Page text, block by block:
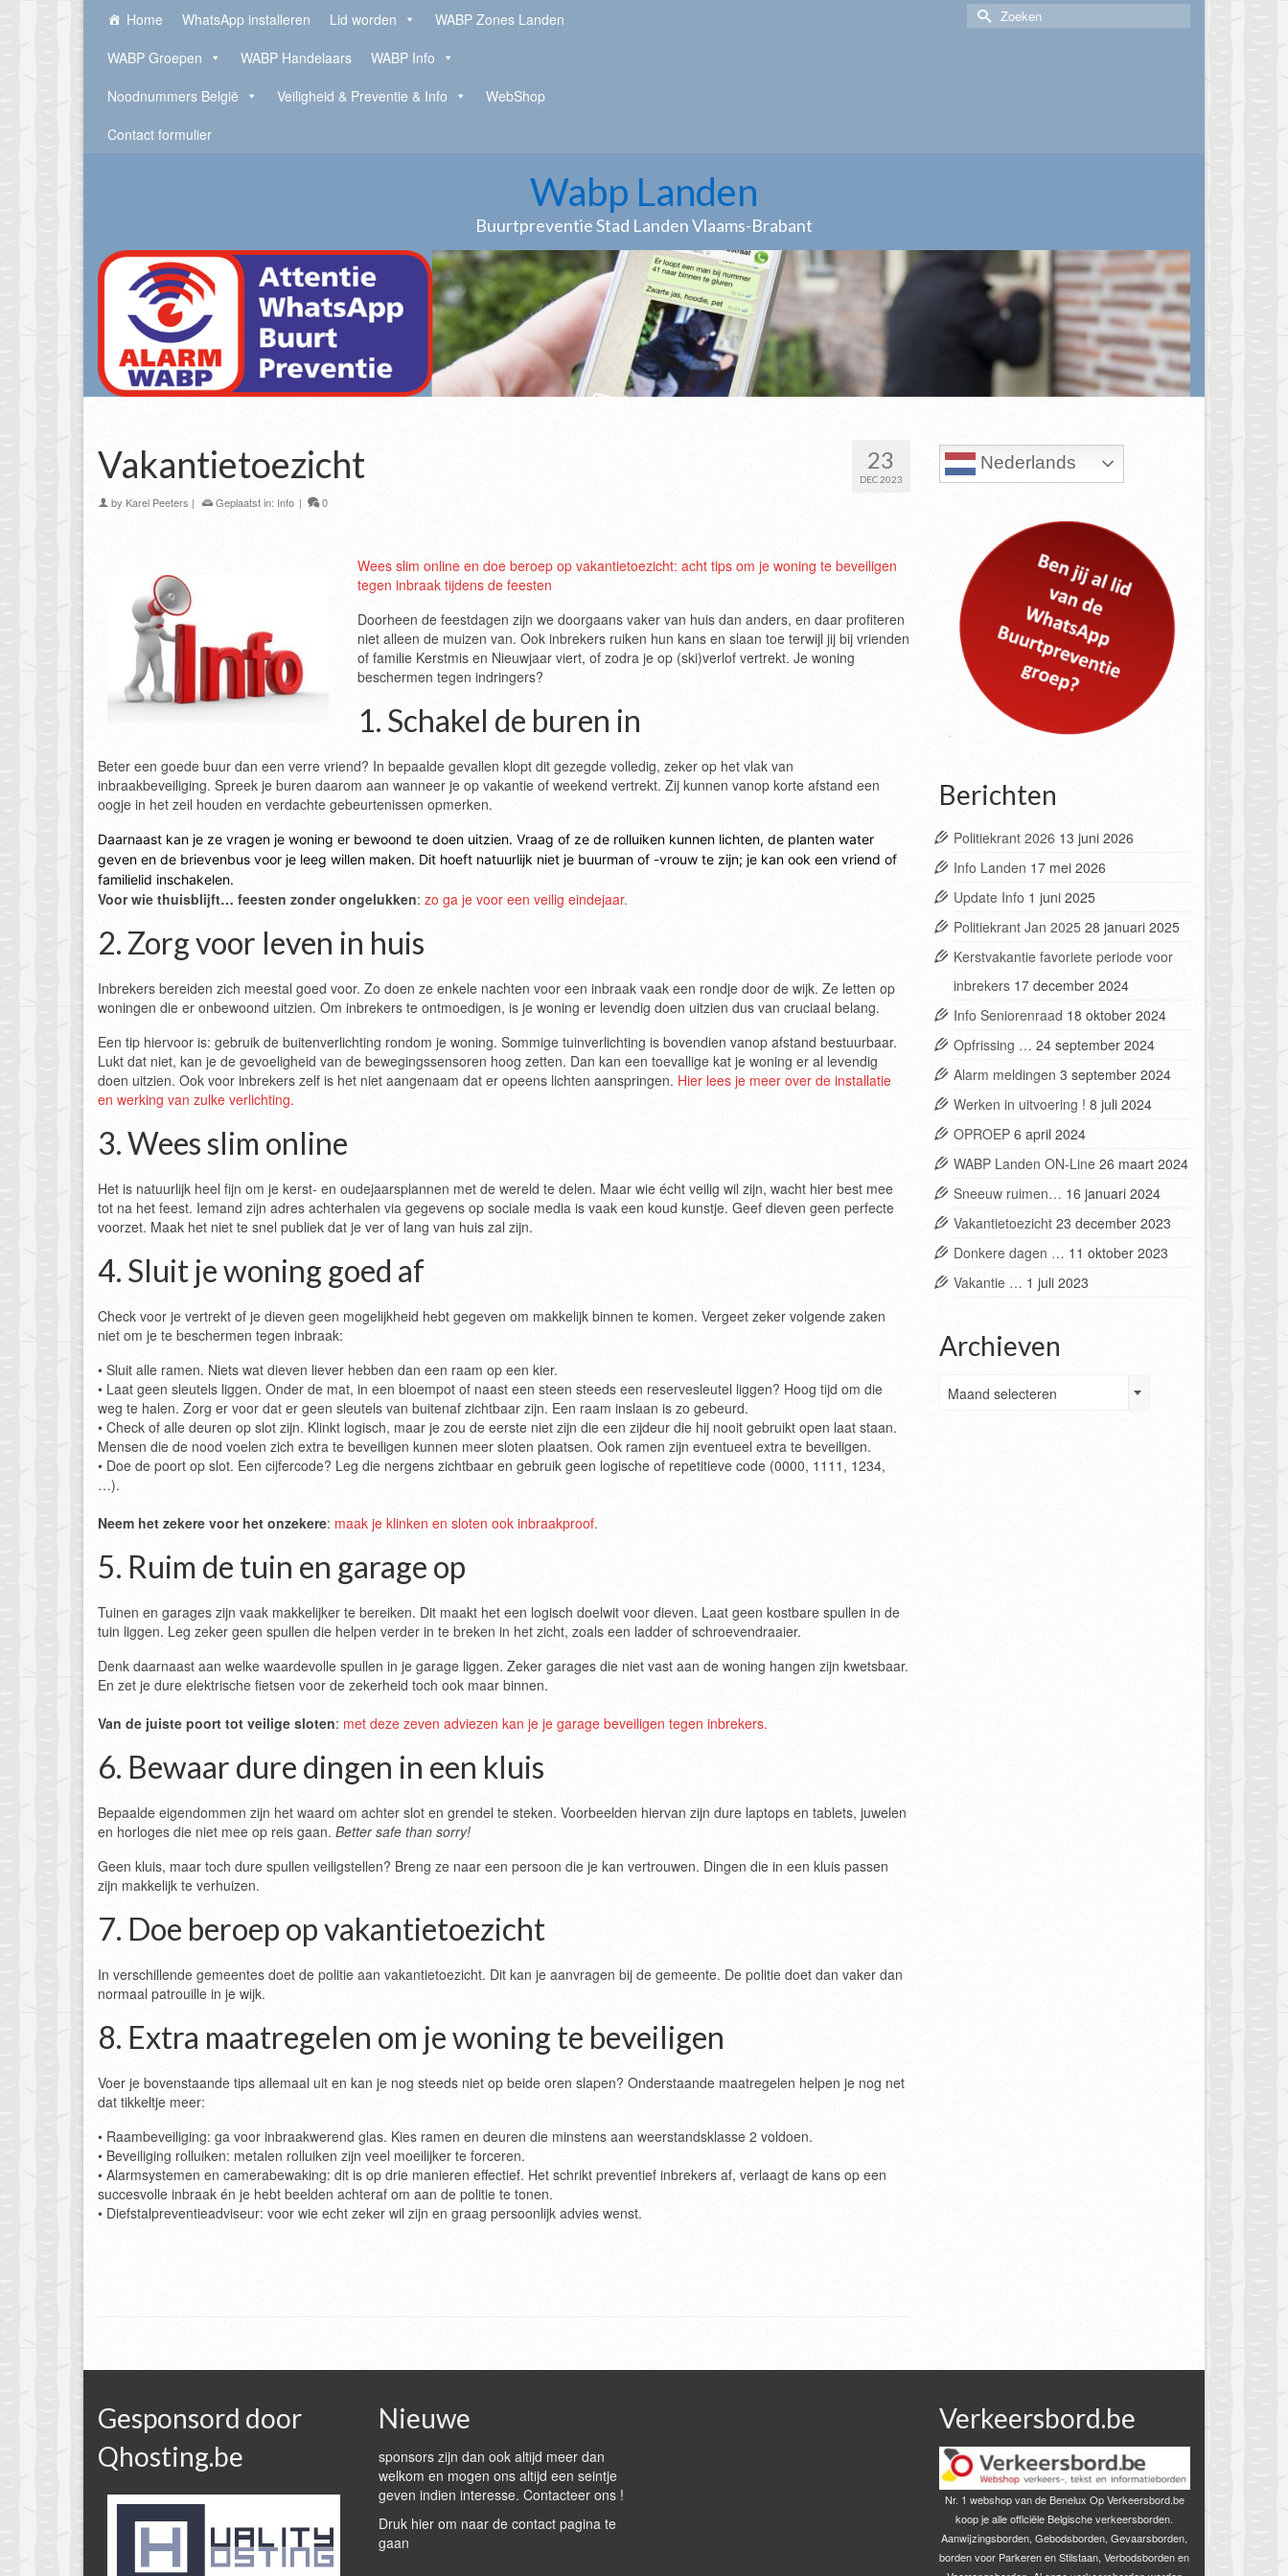
Home WhatsApp installeren Lid worden
WABP Zones Landen
WABP Groepen
WABP Handelaars
WABP Info
Noodnummers België
Veiligheid & Preventie & Info
WebShop
Contact formulier
Zoek
Wabp Landen
Buurtpreventie Stad Landen Vlaams-Brabant
23
DEC 2023
Vakantietoezicht
by Karel Peeters | Geplaatst in: Info | 0
Wees slim online en doe beroep op vakantietoezicht: acht tips om je woning te beveiligen
tegen inbraak tijdens de feesten
Doorheen de feestdagen zijn we doorgaans vaker van huis dan anders, en daar profiteren
niet alleen de muizen van. Ook inbrekers ruiken hun kans en slaan toe terwijl jij bij vrienden
of familie Kerstmis en Nieuwjaar viert, of zodra je op (ski)verlof vertrekt. Je woning
beschermen tegen indringers?
1. Schakel de buren in
Beter een goede buur dan een verre vriend? In bepaalde gevallen klopt dit gezegde volledig, zeker op het vlak van
inbraakbeveiliging. Spreek je buren daarom aan wanneer je op vakantie of weekend vertrekt. Zij kunnen vanop korte afstand een
oogje in het zeil houden en verdachte gebeurtenissen opmerken.
Daarnaast kan je ze vragen je woning er bewoond te doen uitzien. Vraag of ze de rolluiken kunnen lichten, de planten water
geven en de brievenbus voor je leeg willen maken. Dit hoeft natuurlijk niet je buurman of -vrouw te zijn; je kan ook een vriend of
familielid inschakelen.
Voor wie thuisblijft… feesten zonder ongelukken: zo ga je voor een veilig eindejaar.
2. Zorg voor leven in huis
Inbrekers bereiden zich meestal goed voor. Zo doen ze enkele nachten voor een inbraak vaak een rondje door de wijk. Ze letten op
woningen die er onbewoond uitzien. Om inbrekers te ontmoedigen, is je woning er levendig doen uitzien dus van cruciaal belang.
Een tip hiervoor is: gebruik de buitenverlichting rondom je woning. Sommige tuinverlichting is bovendien vanop afstand bestuurbaar.
Lukt dat niet, kan je de gevoeligheid van de bewegingssensoren hoog zetten. Dan kan een toevallige kat je woning er al levendig
doen uitzien. Ook voor inbrekers zelf is het niet aangenaam dat er opeens lichten aanspringen. Hier lees je meer over de installatie
en werking van zulke verlichting.
3. Wees slim online
Het is natuurlijk heel fijn om je kerst- en oudejaarsplannen met de wereld te delen. Maar wie écht veilig wil zijn, wacht hier best mee
tot na het feest. Iemand zijn adres achterhalen via gegevens op sociale media is vaak een koud kunstje. Geef dieven geen perfecte
voorzet. Maak het niet te snel publiek dat je ver of lang van huis zal zijn.
4. Sluit je woning goed af
Check voor je vertrekt of je dieven geen mogelijkheid hebt gegeven om makkelijk binnen te komen. Vergeet zeker volgende zaken
niet om je te beschermen tegen inbraak:
• Sluit alle ramen. Niets wat dieven liever hebben dan een raam op een kier.
• Laat geen sleutels liggen. Onder de mat, in een bloempot of naast een steen steeds een reservesleutel liggen? Hoog tijd om die
weg te halen. Zorg er voor dat er geen sleutels van buitenaf zichtbaar zijn. Een raam inslaan is zo gebeurd.
• Check of alle deuren op slot zijn. Klinkt logisch, maar je zou de eerste niet zijn die een zijdeur die hij nooit gebruikt open laat staan.
Mensen die de nood voelen zich extra te beveiligen kunnen meer sloten plaatsen. Ook ramen zijn eventueel extra te beveiligen.
• Doe de poort op slot. Een cijfercode? Leg die nergens zichtbaar en gebruik geen logische of repetitieve code (0000, 1111, 1234,
…).
Neem het zekere voor het onzekere: maak je klinken en sloten ook inbraakproof.
5. Ruim de tuin en garage op
Tuinen en garages zijn vaak makkelijker te bereiken. Dit maakt het een logisch doelwit voor dieven. Laat geen kostbare spullen in de
tuin liggen. Leg zeker geen spullen die helpen verder in te breken in het zicht, zoals een ladder of schroevendraaier.
Denk daarnaast aan welke waardevolle spullen in je garage liggen. Zeker garages die niet vast aan de woning hangen zijn kwetsbaar.
En zet je dure elektrische fietsen voor de zekerheid toch ook maar binnen.
Van de juiste poort tot veilige sloten: met deze zeven adviezen kan je je garage beveiligen tegen inbrekers.
6. Bewaar dure dingen in een kluis
Bepaalde eigendommen zijn het waard om achter slot en grendel te steken. Voorbeelden hiervan zijn dure laptops en tablets, juwelen
en horloges die niet mee op reis gaan. Better safe than sorry!
Geen kluis, maar toch dure spullen veiligstellen? Breng ze naar een persoon die je kan vertrouwen. Dingen die in een kluis passen
zijn makkelijk te verhuizen.
7. Doe beroep op vakantietoezicht
In verschillende gemeentes doet de politie aan vakantietoezicht. Dit kan je aanvragen bij de gemeente. De politie doet dan vaker dan
normaal patrouille in je wijk.
8. Extra maatregelen om je woning te beveiligen
Voer je bovenstaande tips allemaal uit en kan je nog steeds niet op beide oren slapen? Onderstaande maatregelen helpen je nog net
dat tikkeltje meer:
• Raambeveiliging: ga voor inbraakwerend glas. Kies ramen en deuren die minstens aan weerstandsklasse 2 voldoen.
• Beveiliging rolluiken: metalen rolluiken zijn veel moeilijker te forceren.
• Alarmsystemen en camerabewaking: dit is op drie manieren effectief. Het schrikt preventief inbrekers af, verlaagt de kans op een
succesvolle inbraak én je hebt beelden achteraf om aan de politie te tonen.
• Diefstalpreventieadviseur: voor wie echt zeker wil zijn en graag persoonlijk advies wenst.
Nederlands
Berichten
Politiekrant 2026 13 juni 2026
Info Landen 17 mei 2026
Update Info 1 juni 2025
Politiekrant Jan 2025 28 januari 2025
Kerstvakantie favoriete periode voor
inbrekers 17 december 2024
Info Seniorenraad 18 oktober 2024
Opfrissing … 24 september 2024
Alarm meldingen 3 september 2024
Werken in uitvoering ! 8 juli 2024
OPROEP 6 april 2024
WABP Landen ON-Line 26 maart 2024
Sneeuw ruimen… 16 januari 2024
Vakantietoezicht 23 december 2023
Donkere dagen … 11 oktober 2023
Vakantie … 1 juli 2023
Archieven
Maand selecteren
Gesponsord door
Qhosting.be
Nieuwe
sponsors zijn dan ook altijd meer dan
welkom en mogen ons altijd een seintje
geven indien interesse. Contacteer ons !
Druk hier om naar de contact pagina te
gaan
Verkeersbord.be
Nr. 1 webshop van de Benelux Op Verkeersbord.be
koop je alle officiële Belgische verkeersborden.
Aanwijzingsborden, Gebodsborden, Gevaarsborden,
borden voor Parkeren en Stilstaan, Verbodsborden en